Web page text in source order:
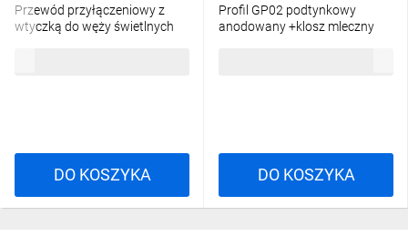
Przewód przyłączeniowy z
wtyczką do węży świetlnych
DO KOSZYKA
Profil GP02 podtynkowy
anodowany +klosz mleczny
DO KOSZYKA